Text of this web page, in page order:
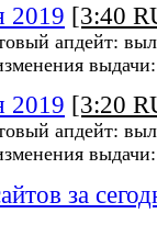
2019 [3:40
апдейт:
2019 [3:20
апдейт:
за